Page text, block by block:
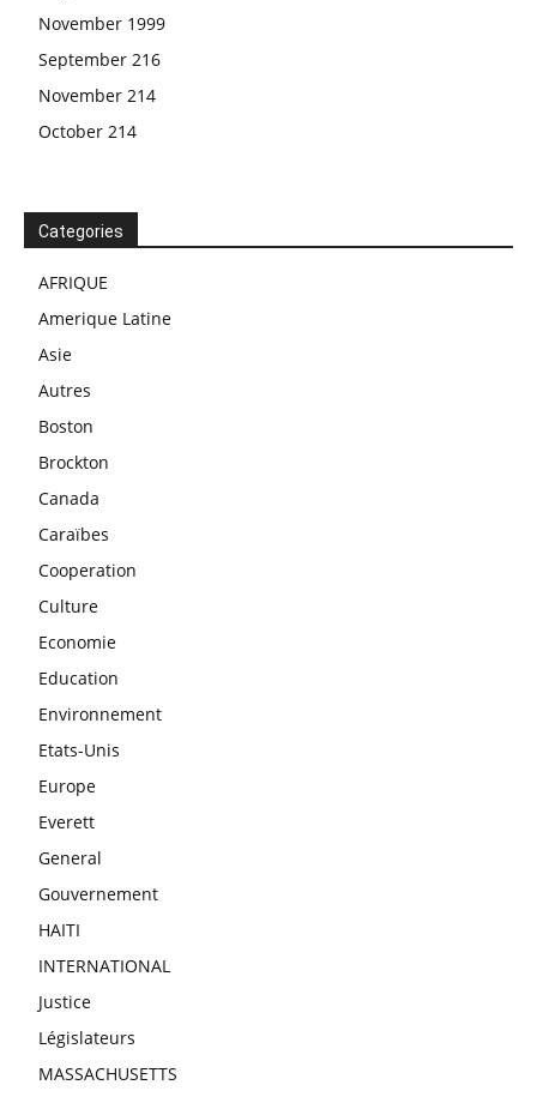
November 1999
September 216
November 214
October 214
Categories
AFRIQUE
Amerique Latine
Asie
Autres
Boston
Brockton
Canada
Caraïbes
Cooperation
Culture
Economie
Education
Environnement
Etats-Unis
Europe
Everett
General
Gouvernement
HAITI
INTERNATIONAL
Justice
Législateurs
MASSACHUSETTS